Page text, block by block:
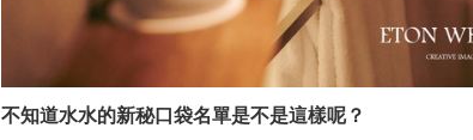
不知道水水的新秘口袋名單是不是這樣呢？